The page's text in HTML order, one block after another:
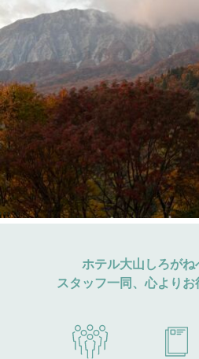
ホテル大山しろがね
スタッフ一同、心より